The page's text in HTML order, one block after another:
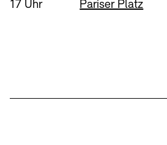
Uhrzeit:
17 Uhr Standort
Pariser Platz